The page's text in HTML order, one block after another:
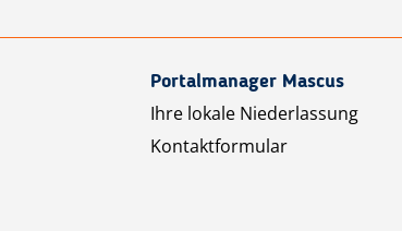
Portalmanager Mascus
Ihre lokale Niederlassung
Kontaktformular